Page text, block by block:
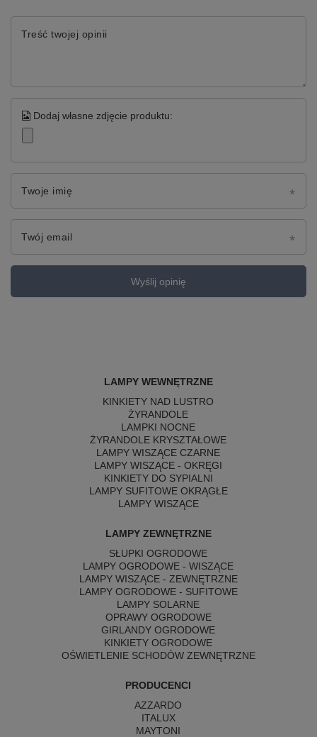
Treść twojej opinii
Dodaj własne zdjęcie produktu:
Twoje imię
Twój email
Wyślij opinię
LAMPY WEWNĘTRZNE
KINKIETY NAD LUSTRO
ŻYRANDOLE
LAMPKI NOCNE
ŻYRANDOLE KRYSZTAŁOWE
LAMPY WISZĄCE CZARNE
LAMPY WISZĄCE - OKRĘGI
KINKIETY DO SYPIALNI
LAMPY SUFITOWE OKRĄGŁE
LAMPY WISZĄCE
LAMPY ZEWNĘTRZNE
SŁUPKI OGRODOWE
LAMPY OGRODOWE - WISZĄCE
LAMPY WISZĄCE - ZEWNĘTRZNE
LAMPY OGRODOWE - SUFITOWE
LAMPY SOLARNE
OPRAWY OGRODOWE
GIRLANDY OGRODOWE
KINKIETY OGRODOWE
OŚWIETLENIE SCHODÓW ZEWNĘTRZNE
PRODUCENCI
AZZARDO
ITALUX
MAYTONI